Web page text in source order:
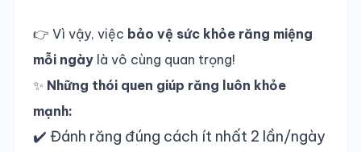
👉 Vì vậy, việc bảo vệ sức khỏe răng miệng
mỗi ngày là vô cùng quan trọng!
✨ Những thói quen giúp răng luôn khỏe
mạnh:
✔️ Đánh răng đúng cách ít nhất 2 lần/ngày